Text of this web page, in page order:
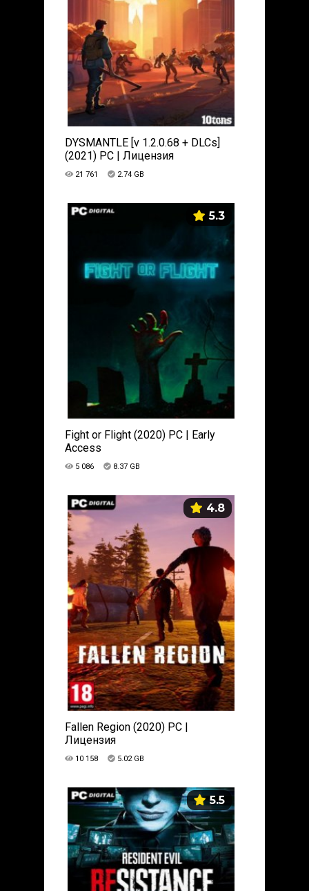
DYSMANTLE [v 1.2.0.68 + DLCs]
(2021) PC | Лицензия
21 761 2.74 GB
5.3
Fight or Flight (2020) PC | Early
Access
5 086 8.37 GB
4.8
Fallen Region (2020) PC |
Лицензия
10 158 5.02 GB
5.5